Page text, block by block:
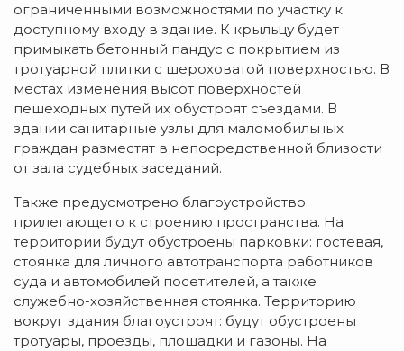
ограниченными возможностями по участку к
доступному входу в здание. К крыльцу будет
примыкать бетонный пандус с покрытием из
тротуарной плитки с шероховатой поверхностью. В
местах изменения высот поверхностей
пешеходных путей их обустроят съездами. В
здании санитарные узлы для маломобильных
граждан разместят в непосредственной близости
от зала судебных заседаний.
Также предусмотрено благоустройство
прилегающего к строению пространства. На
территории будут обустроены парковки: гостевая,
стоянка для личного автотранспорта работников
суда и автомобилей посетителей, а также
служебно-хозяйственная стоянка. Территорию
вокруг здания благоустроят: будут обустроены
тротуары, проезды, площадки и газоны. На